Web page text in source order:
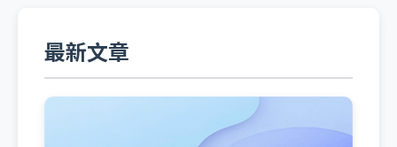
最新文章